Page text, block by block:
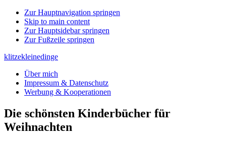
Zur Hauptnavigation springen
Skip to main content
Zur Hauptsidebar springen
Zur Fußzeile springen
klitzekleinedinge
Über mich
Impressum & Datenschutz
Werbung & Kooperationen
Die schönsten Kinderbücher für
Weihnachten